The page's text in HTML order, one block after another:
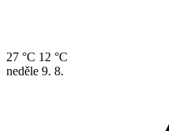
27 °C 12 °C
neděle 9. 8.